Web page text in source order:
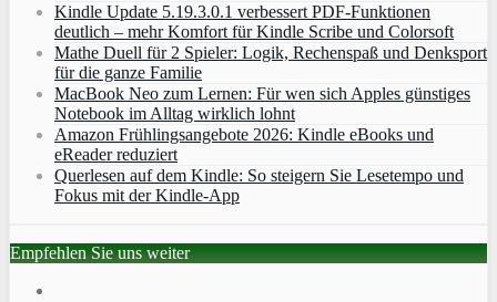
Kindle Update 5.19.3.0.1 verbessert PDF-Funktionen
deutlich – mehr Komfort für Kindle Scribe und Colorsoft
Mathe Duell für 2 Spieler: Logik, Rechenspaß und Denksport
für die ganze Familie
MacBook Neo zum Lernen: Für wen sich Apples günstiges
Notebook im Alltag wirklich lohnt
Amazon Frühlingsangebote 2026: Kindle eBooks und
eReader reduziert
Querlesen auf dem Kindle: So steigern Sie Lesetempo und
Fokus mit der Kindle-App
Empfehlen Sie uns weiter